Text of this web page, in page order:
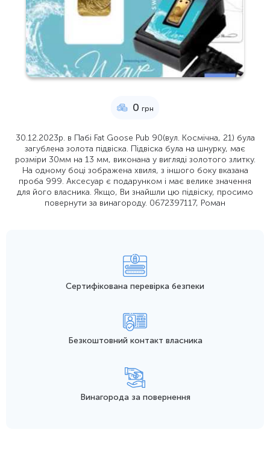
0 грн
30.12.2023р. в Пабі Fat Goose Pub 90(вул. Космічна, 21) була
загублена золота підвіска. Підвіска була на шнурку, має
розміри 30мм на 13 мм, виконана у вигляді золотого злитку.
На одному боці зображена хвиля, з іншого боку вказана
проба 999. Аксесуар є подарунком і має велике значення
для його власника. Якщо, Ви знайшли цю підвіску, просимо
повернути за винагороду. 0672397117, Роман
Сертифікована перевірка безпеки
Безкоштовний контакт власника
Винагорода за повернення